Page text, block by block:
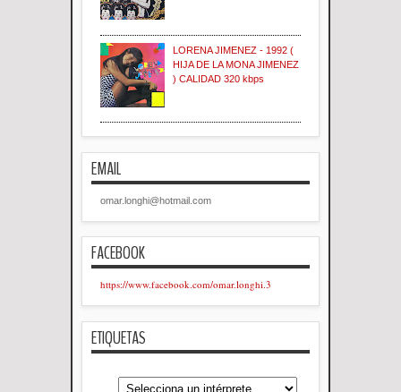
LORENA JIMENEZ - 1992 (
HIJA DE LA MONA JIMENEZ
) CALIDAD 320 kbps
EMAIL
omar.longhi@hotmail.com
FACEBOOK
https://www.facebook.com/omar.longhi.3
ETIQUETAS